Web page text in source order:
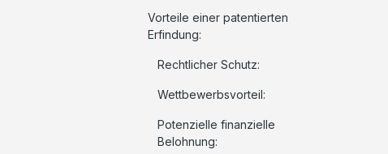
‍Vorteile einer patentierten
Erfindung:
Rechtlicher Schutz:
Wettbewerbsvorteil:
Potenzielle finanzielle
Belohnung: